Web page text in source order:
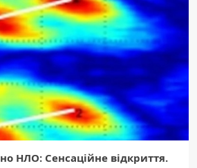
НЛО: Сенсаційне відкриття.